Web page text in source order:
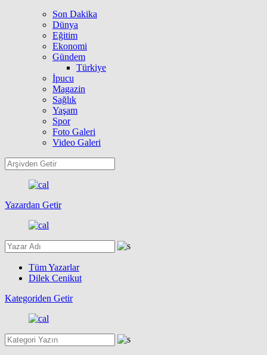
Son Dakika
Dünya
Eğitim
Ekonomi
Gündem
Türkiye
İpucu
Magazin
Sağlık
Yaşam
Spor
Foto Galeri
Video Galeri
Yazardan Getir
Tüm Yazarlar
Dilek Cenikut
Kategoriden Getir